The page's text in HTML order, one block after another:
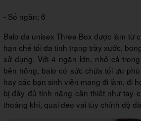
- Số ngăn: 6
Balo da unisex Three Box được làm từ
hạn chế tối đa tình trạng trầy xước,
sử dụng. Với 4 ngăn lớn, nhỏ cả
bên hông, balo có sức chứa tối ưu
hay các bạn sinh viên mang đi làm, đi
bị đầy đủ tính năng cần thiết như tay
thoáng khí, quai đeo vai tùy chỉnh độ